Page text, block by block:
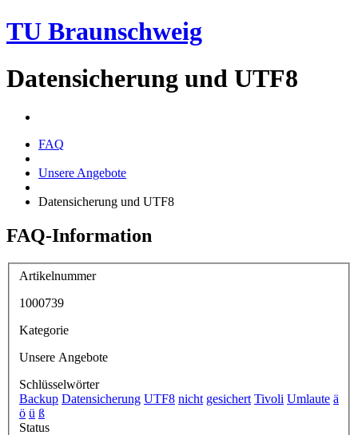
TU Braunschweig
Datensicherung und UTF8
FAQ
Unsere Angebote
Datensicherung und UTF8
FAQ-Information
Artikelnummer
1000739
Kategorie
Unsere Angebote
Schlüsselwörter
Backup Datensicherung UTF8 nicht gesichert Tivoli Umlaute ä
ö ü ß
Status